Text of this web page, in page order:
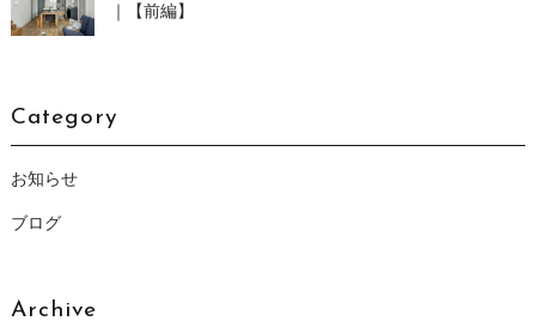
｜【前編】
Category
お知らせ
ブログ
Archive